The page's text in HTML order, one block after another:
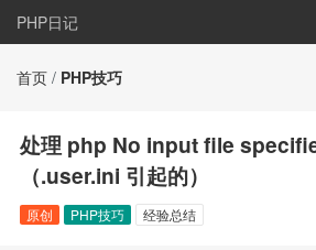
PHP日记
首页 / PHP技巧
处理 php No input file
（.user.ini 引起的）
原创 PHP技巧 经验总结